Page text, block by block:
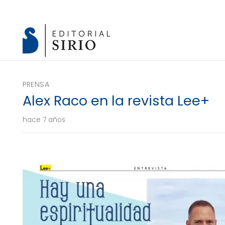
PRENSA
Alex Raco en la revista Lee+
hace 7 años